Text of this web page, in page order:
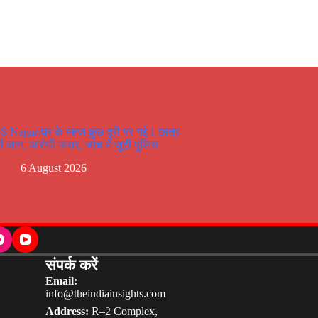
Nagar:घर के महज कुछ दूरी पर गई 1 छात्र
जान, आरोपी फरार, जांच में जुटी पुलिस
6 August 2026
संपर्क करें
Email:
info@theindiainsights.com
Address: R–2 Complex,